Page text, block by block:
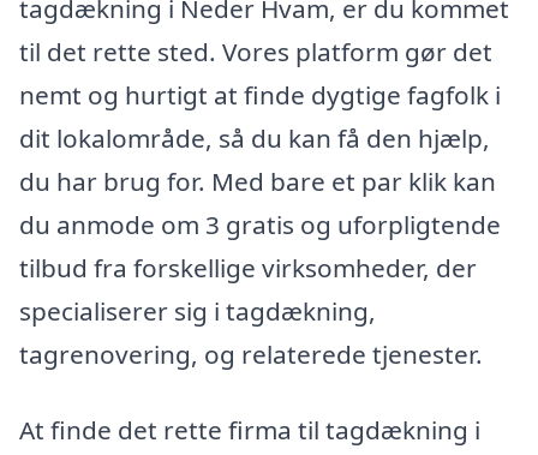
tagdækning i Neder Hvam, er du kommet
til det rette sted. Vores platform gør det
nemt og hurtigt at finde dygtige fagfolk i
dit lokalområde, så du kan få den hjælp,
du har brug for. Med bare et par klik kan
du anmode om 3 gratis og uforpligtende
tilbud fra forskellige virksomheder, der
specialiserer sig i tagdækning,
tagrenovering, og relaterede tjenester.
At finde det rette firma til tagdækning i